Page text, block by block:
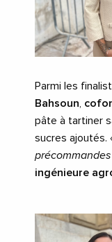
Parmi les
Bahsoun
pâte à tartiner
sucres ajoutés.
ingénieure